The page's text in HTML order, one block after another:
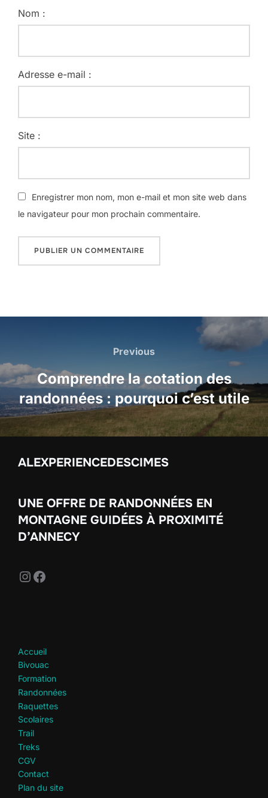
Nom :
Adresse e-mail :
Site :
Enregistrer mon nom, mon e-mail et mon site web dans
le navigateur pour mon prochain commentaire.
l’article
Previous
Previous
Comprendre la cotation des
randonnées : pourquoi c’est utile
ALEXPERIENCEDESCIMES
UNE OFFRE DE RANDONNÉES EN
MONTAGNE GUIDÉES À PROXIMITÉ
D’ANNECY
Instagram
Facebook
Accueil
Bivouac
Formation
Randonnées
Raquettes
Scolaires
Trail
Treks
CGV
Contact
Plan du site